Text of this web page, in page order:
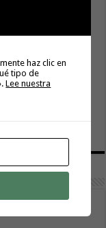
haz clic en
tipo de
Lee nuestra